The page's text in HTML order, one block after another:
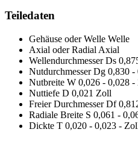
Teiledaten
Gehäuse oder Welle Welle
Axial oder Radial Axial
Wellendurchmesser Ds
Nutdurchmesser Dg 0,830 -
Nutbreite W 0,026 - 0,028 -
Nuttiefe D 0,021 Zoll
Freier Durchmesser Df
Radiale Breite S 0,061 -
Dickte T 0,020 - 0,023 -